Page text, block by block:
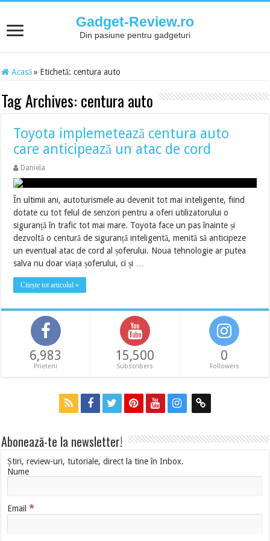
Gadget-Review.ro
Din pasiune pentru gadgeturi
Acasă » Etichetă:centura auto
Tag Archives: centura auto
Toyota implemetează centura auto
care anticipează un atac de cord
Daniela
În ultimii ani, autoturismele au devenit tot mai inteligente, fiind
dotate cu tot felul de senzori pentru a oferi utilizatorului o
siguranță în trafic tot mai mare. Toyota face un pas înainte și
dezvoltă o centură de siguranță inteligentă, menită să anticipeze
un eventual atac de cord al șoferului. Noua tehnologie ar putea
salva nu doar viața șoferului, ci și …
Citește tot articolul »
6,983
Prieteni
15,500
Subscribers
0
Followers
Abonează-te la newsletter!
Știri, review-uri, tutoriale, direct la tine în Inbox.
Nume
Email*